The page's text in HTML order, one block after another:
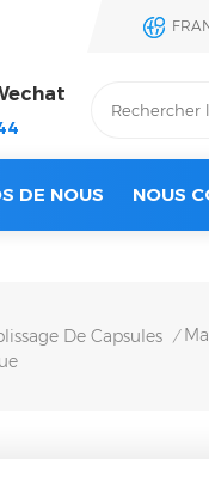
DE NOUS NOUS
De Capsules /